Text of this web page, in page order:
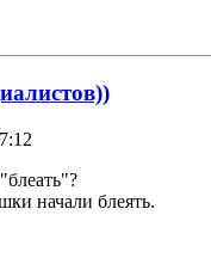
начали блеять.